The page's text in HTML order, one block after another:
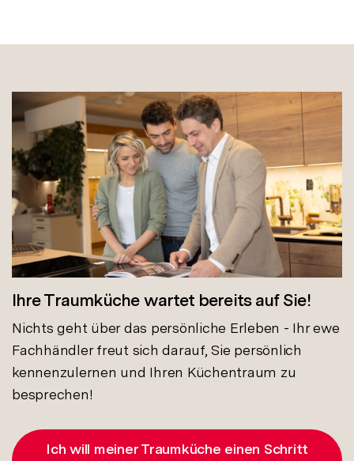
Ihre Traumküche wartet bereits auf Sie!
Nichts geht über das persönliche Erleben - Ihr ewe
Fachhändler freut sich darauf, Sie persönlich
kennenzulernen und Ihren Küchentraum zu
besprechen!
Ich will meiner Traumküche einen Schritt